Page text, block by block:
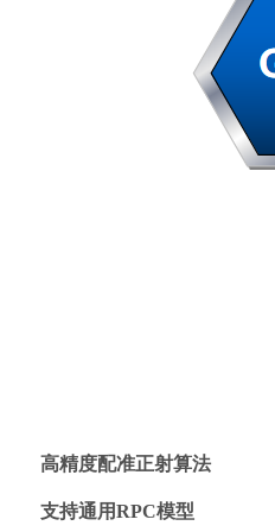
高精度配准正射算法
支持通用RPC模型